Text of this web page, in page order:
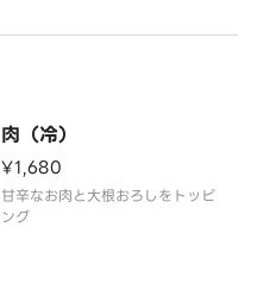
肉（冷）
¥1,680
甘辛なお肉と大根おろしをトッピ
ング